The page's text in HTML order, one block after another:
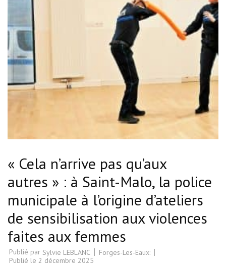
« Cela n’arrive pas qu’aux
autres » : à Saint-Malo, la police
municipale à l’origine d’ateliers
de sensibilisation aux violences
faites aux femmes
Publié par Sylvie LEBLANC
Forges-Les-Eaux:
Publié le 2 décembre 2025